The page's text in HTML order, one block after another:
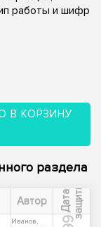
работы и шифр
В КОРЗИНУ
раздела
Автор Д
а
т
а
з
а
щ
и
т ы
Иванов,